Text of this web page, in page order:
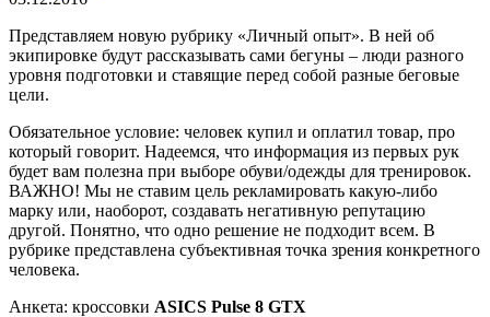
Представляем новую рубрику «Личный опыт». В ней об
экипировке будут рассказывать сами бегуны – люди разного
уровня подготовки и ставящие перед собой разные беговые
цели.
Обязательное условие: человек купил и оплатил товар, про
который говорит. Надеемся, что информация из первых рук
будет вам полезна при выборе обуви/одежды для тренировок.
ВАЖНО! Мы не ставим цель рекламировать какую-либо
марку или, наоборот, создавать негативную репутацию
другой. Понятно, что одно решение не подходит всем. В
рубрике представлена субъективная точка зрения конкретного
человека.
Анкета: кроссовки ASICS Pulse 8 GTX